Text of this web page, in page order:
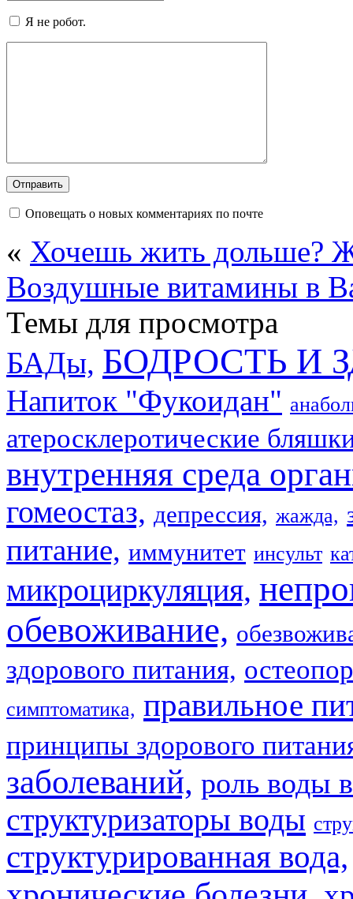
Я не робот.
Оповещать о новых комментариях по почте
« Хочешь жить дольше?
Воздушные витамины в
Темы для просмотра
БАДы, БОДРОСТЬ И
Напиток "Фукоидан"
атеросклеротические
внутренняя среда
гомеостаз, депрессия, жажда,
питание, иммунитет инсульт
микроциркуляция,
обевоживание,
здорового питания,
симптоматика, правильное
принципы здорового
заболеваний, роль воды
структуризаторы воды
структурированная вода,